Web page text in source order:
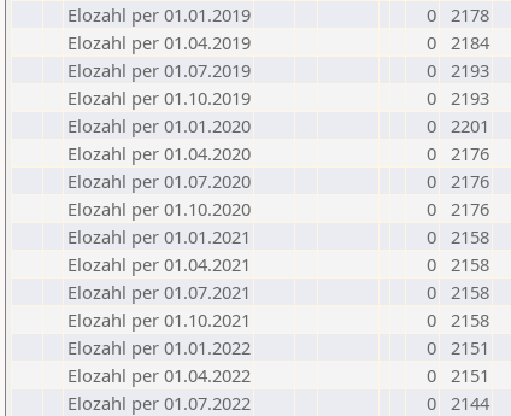
Elozahl per 01.01.2019
0 2178
Elozahl per 01.04.2019
0 2184
Elozahl per 01.07.2019
0 2193
Elozahl per 01.10.2019
0 2193
Elozahl per 01.01.2020
0 2201
Elozahl per 01.04.2020
0 2176
Elozahl per 01.07.2020
0 2176
Elozahl per 01.10.2020
0 2176
Elozahl per 01.01.2021
0 2158
Elozahl per 01.04.2021
0 2158
Elozahl per 01.07.2021
0 2158
Elozahl per 01.10.2021
0 2158
Elozahl per 01.01.2022
0 2151
Elozahl per 01.04.2022
0 2151
Elozahl per 01.07.2022
0 2144